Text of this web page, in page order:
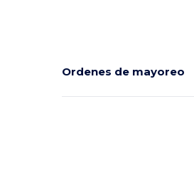
Ordenes de mayoreo